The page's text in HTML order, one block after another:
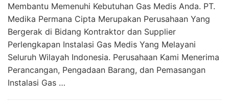
Membantu Memenuhi Kebutuhan Gas Medis Anda. PT.
Medika Permana Cipta Merupakan Perusahaan Yang
Bergerak di Bidang Kontraktor dan Supplier
Perlengkapan Instalasi Gas Medis Yang Melayani
Seluruh Wilayah Indonesia. Perusahaan Kami Menerima
Perancangan, Pengadaan Barang, dan Pemasangan
Instalasi Gas …